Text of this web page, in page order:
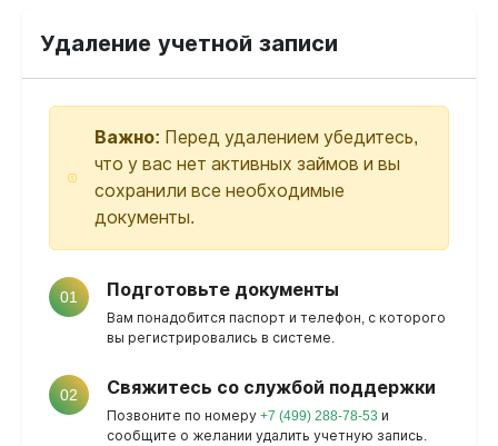
Удаление учетной записи
Важно: Перед удалением убедитесь,
что у вас нет активных займов и вы
сохранили все необходимые
документы.
01 Подготовьте документы
Вам понадобится паспорт и телефон, с которого
вы регистрировались в системе.
02 Свяжитесь со службой поддержки
Позвоните по номеру +7 (499) 288-78-53 и
сообщите о желании удалить учетную запись.